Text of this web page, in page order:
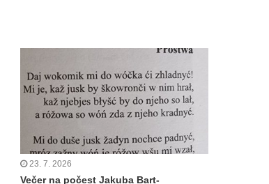
23. 7. 2026
Večer na počest Jakuba Bart-